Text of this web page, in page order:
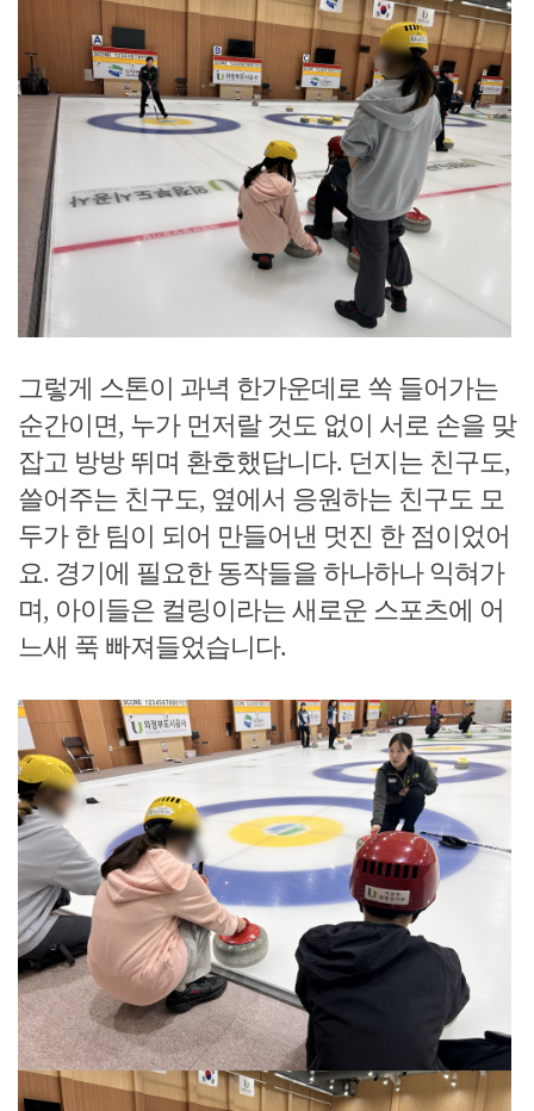
그렇게 스톤이 과녁 한가운데로 쏙 들어가는
순간이면, 누가 먼저랄 것도 없이 서로 손을 맞
잡고 방방 뛰며 환호했답니다. 던지는 친구도,
쓸어주는 친구도, 옆에서 응원하는 친구도 모
두가 한 팀이 되어 만들어낸 멋진 한 점이었어
요. 경기에 필요한 동작들을 하나하나 익혀가
며, 아이들은 컬링이라는 새로운 스포츠에 어
느새 푹 빠져들었습니다.